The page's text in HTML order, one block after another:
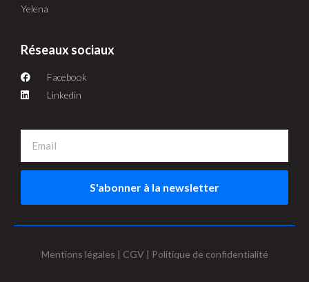
Yelena
Réseaux sociaux
Facebook
Linkedin
S'abonner à la newsletter
Mentions légales | CGV | Politique de confidentialité